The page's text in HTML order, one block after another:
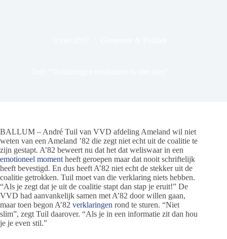
BALLUM – André Tuil van VVD afdeling Ameland wil niet
weten van een Ameland ’82 die zegt niet echt uit de coalitie te
zijn gestapt. A’82 beweert nu dat het dat weliswaar in een
emotioneel moment heeft geroepen maar dat nooit schriftelijk
heeft bevestigd. En dus heeft A’82 niet echt de stekker uit de
coalitie getrokken. Tuil moet van die verklaring niets hebben.
“Als je zegt dat je uit de coalitie stapt dan stap je eruit!” De
VVD had aanvankelijk samen met A’82 door willen gaan,
maar toen begon A’82 verklaringen rond te sturen. “Niet
slim”, zegt Tuil daarover. “Als je in een informatie zit dan hou
je je even stil.”